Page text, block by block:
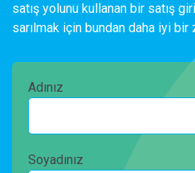
satış yolunu kullanan bir satış
sarılmak için bundan daha iyi bir
Adınız
Soyadınız